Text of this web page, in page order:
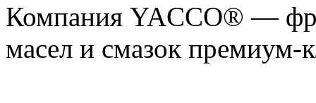
Компания YACCO® —
масел и смазок премиум-